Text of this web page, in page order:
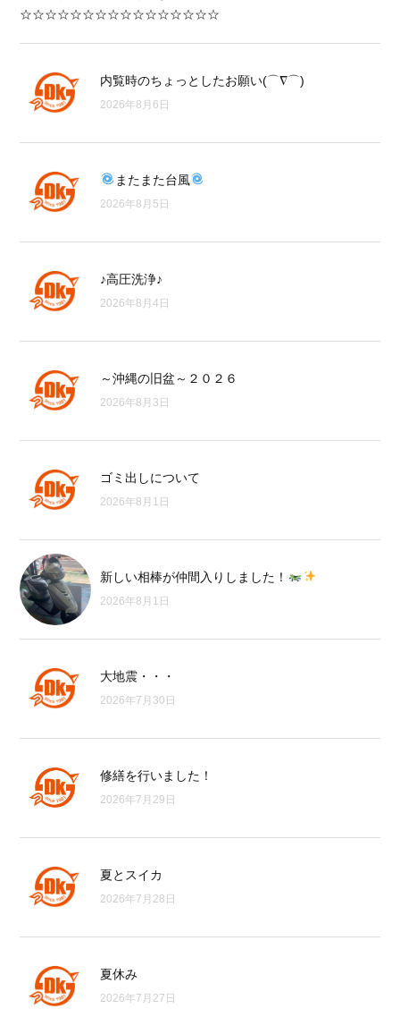
☆☆☆☆☆☆☆☆☆☆☆☆☆☆☆☆
内覧時のちょっとしたお願い(⌒∇⌒)
2026年8月6日
またまた台風
2026年8月5日
♪高圧洗浄♪
2026年8月4日
～沖縄の旧盆～２０２６
2026年8月3日
ゴミ出しについて
2026年8月1日
新しい相棒が仲間入りしました！
2026年8月1日
大地震・・・
2026年7月30日
修繕を行いました！
2026年7月29日
夏とスイカ
2026年7月28日
夏休み
2026年7月27日